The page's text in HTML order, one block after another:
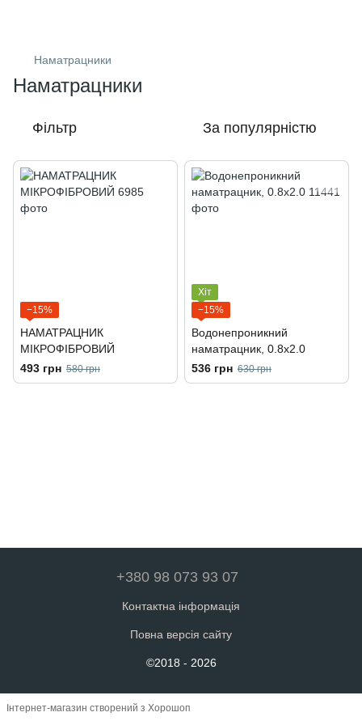
Наматрацники
Наматрацники
Фільтр За популярністю
−15%
НАМАТРАЦНИК
МІКРОФІБРОВИЙ
493 грн 580 грн
Хіт
−15%
Водонепроникний
наматрацник, 0.8х2.0
536 грн 630 грн
+380 98 073 93 07
Контактна інформація
Повна версія сайту
©2018 - 2026
Інтернет-магазин створений з Хорошоп